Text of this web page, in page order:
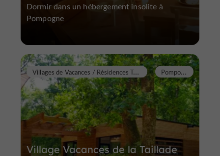
Dormir dans un hébergement insolite à
Pompogne
Village Vacances de la Taillade
V
illages de Vacances / Résidences Tourisme P
ompogne